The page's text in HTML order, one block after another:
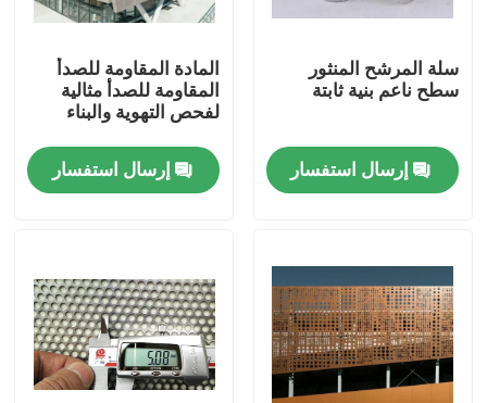
المنتجات
سلة المرشح المنثور
سطح ناعم بنية ثابتة
إرسال استفسار
المادة المقاومة للصدأ
المقاومة للصدأ مثالية
لفحص التهوية والبناء
إرسال استفسار